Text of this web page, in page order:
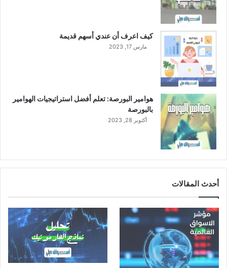
كيف اعرف أن عندي أسهم قديمة
مارس 17, 2023
هوامير البورصة: تعلم أفضل استراتيجيات الهوامير
بالبورصة
أكتوبر 28, 2023
أحدث المقالات